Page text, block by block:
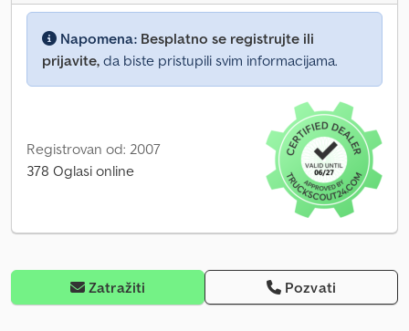
Napomena: Besplatno se registrujte ili
prijavite, da biste pristupili svim informacijama.
Registrovan od: 2007
378 Oglasi online
Zatražiti Pozvati